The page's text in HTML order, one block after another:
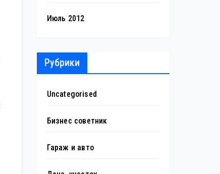
Июль 2012
Рубрики
Uncategorised
Бизнес советник
Гараж и авто